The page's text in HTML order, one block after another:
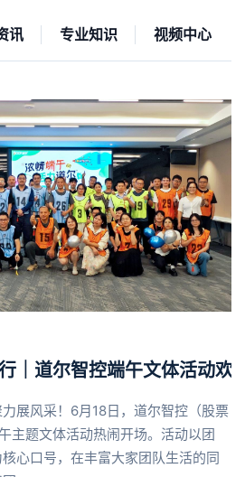
讯 专业知识 视频中心
｜道尔智控端午文体活动欢
展风采！6月18日，道尔智控（股票
主题文体活动热闹开场。活动以团
心口号，在丰富大家团队生活的同